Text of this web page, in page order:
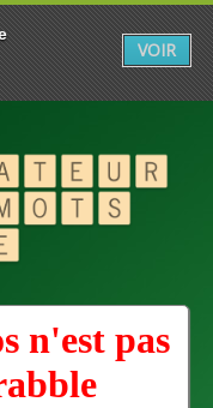
n'est pas
VOIR